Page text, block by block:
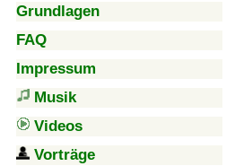
Grundlagen
FAQ
Impressum
Musik
Videos
Vorträge